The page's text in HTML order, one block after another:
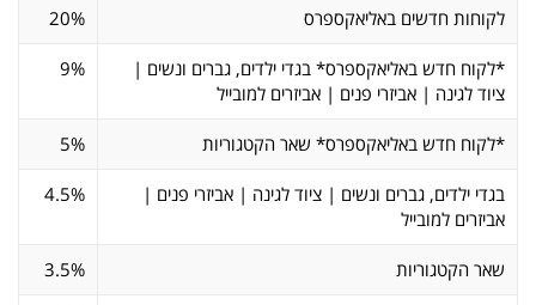
לקוחות חדשים באליאקספרס 20%
*לקוח חדש באליאקספרס* בגדי ילדים, גברים ונשים |
ציוד לגינה | אביזרי פנים | אביזרים למובייל
9%
*לקוח חדש באליאקספרס* שאר הקטגוריות 5%
בגדי ילדים, גברים ונשים | ציוד לגינה | אביזרי פנים |
אביזרים למובייל
4.5%
שאר הקטגוריות 3.5%